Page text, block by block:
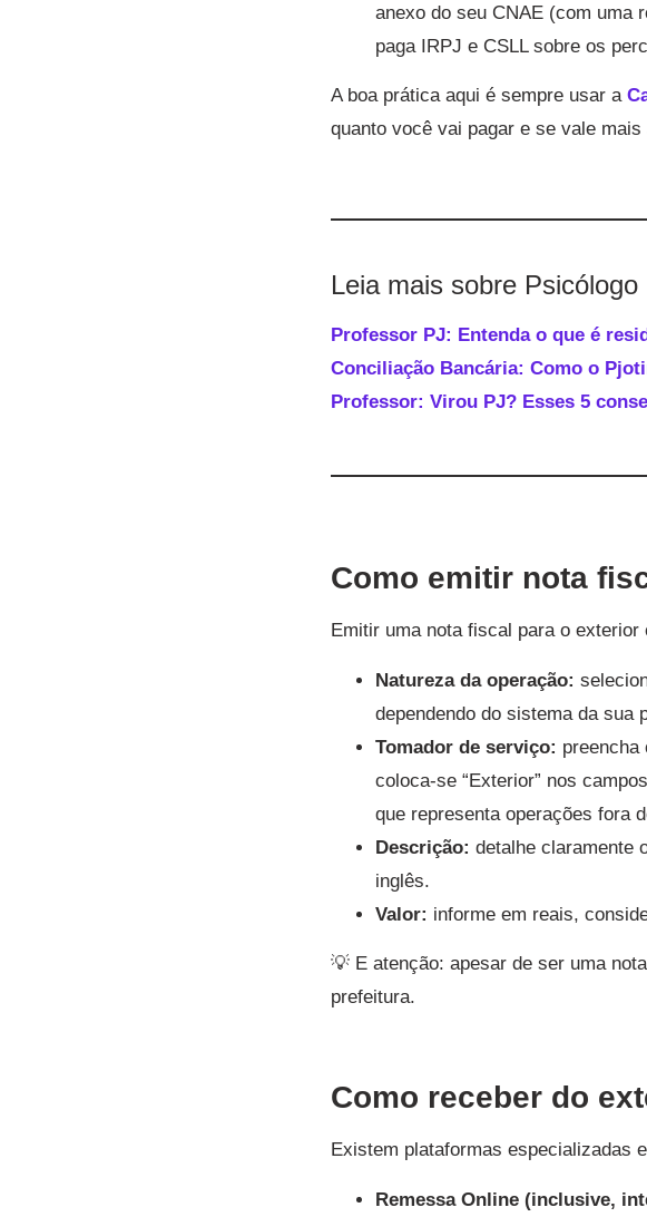
anexo do seu CNAE (com uma
paga IRPJ e CSLL sobre os
A boa prática aqui é sempre usar a
quanto você vai pagar e se vale
Leia mais sobre Psicólogo
Professor PJ: Entenda o que é
Conciliação Bancária: Como o
Professor: Virou PJ? Esses 5
Como emitir nota
Emitir uma nota fiscal para o
Natureza da operação:
dependendo do sistema da sua
Tomador de serviço: preencha
coloca-se “Exterior” nos
que representa operações fora
Descrição: detalhe claramente
inglês.
Valor: informe em reais,
💡 E atenção: apesar de ser uma
prefeitura.
Como receber do
Existem plataformas especializadas
Remessa Online (inclusive,